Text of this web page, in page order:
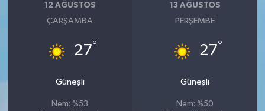
12 AĞUSTOS
ÇARŞAMBA
27°
Güneşli
Nem: %53
13 AĞUSTOS
PERŞEMBE
27°
Güneşli
Nem: %50